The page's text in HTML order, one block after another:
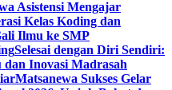
Asistensi Mengajar
Kelas Koding dan
Ilmu ke SMP
Selesai dengan Diri Sendiri:
Inovasi Madrasah
Matsanewa Sukses Gelar